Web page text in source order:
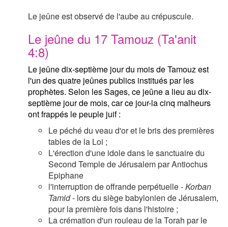
Le jeûne est observé de l'aube au crépuscule.
Le jeûne du 17 Tamouz (Ta'anit
4:8)
Le jeûne dix-septième jour du mois de Tamouz est
l'un des quatre jeûnes publics institués par les
prophètes. Selon les Sages, ce jeûne a lieu au dix-
septième jour de mois, car ce jour-la cinq malheurs
ont frappés le peuple juif :
Le péché du veau d'or et le bris des premières
tables de la Loi ;
L'érection d'une idole dans le sanctuaire du
Second Temple de Jérusalem par Antiochus
Epiphane
l'interruption de offrande perpétuelle -Korban
Tamid- lors du siège babylonien de Jérusalem,
pour la première fois dans l'histoire ;
La crémation d'un rouleau de la Torah par le